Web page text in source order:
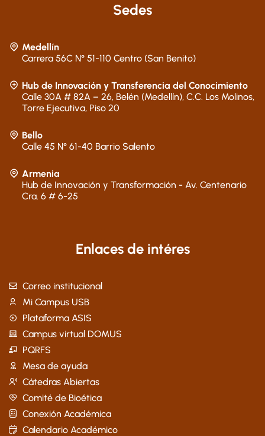
Sedes
Medellín
Carrera 56C N° 51-110 Centro (San Benito)
Hub de Innovación y Transferencia del Conocimiento
Calle 30A # 82A – 26, Belén (Medellín), C.C. Los Molinos,
Torre Ejecutiva, Piso 20
Bello
Calle 45 N° 61-40 Barrio Salento
Armenia
Hub de Innovación y Transformación - Av. Centenario
Cra. 6 # 6-25
Enlaces de intéres
Correo institucional
Mi Campus USB
Plataforma ASIS
Campus virtual DOMUS
PQRFS
Mesa de ayuda
Cátedras Abiertas
Comité de Bioética
Conexión Académica
Calendario Académico